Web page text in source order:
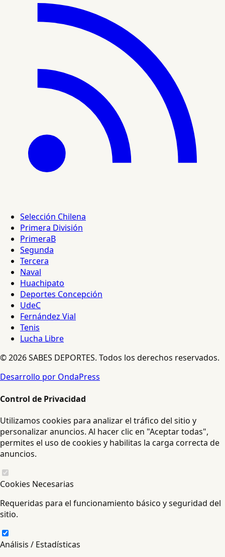
Selección Chilena
Primera División
PrimeraB
Segunda
Tercera
Naval
Huachipato
Deportes Concepción
UdeC
Fernández Vial
Tenis
Lucha Libre
© 2026 SABES DEPORTES. Todos los derechos reservados.
Desarrollo por OndaPress
Control de Privacidad
Utilizamos cookies para analizar el tráfico del sitio y
personalizar anuncios. Al hacer clic en "Aceptar todas",
permites el uso de cookies y habilitas la carga correcta de
anuncios.
Cookies Necesarias
Requeridas para el funcionamiento básico y seguridad del
sitio.
Análisis / Estadísticas